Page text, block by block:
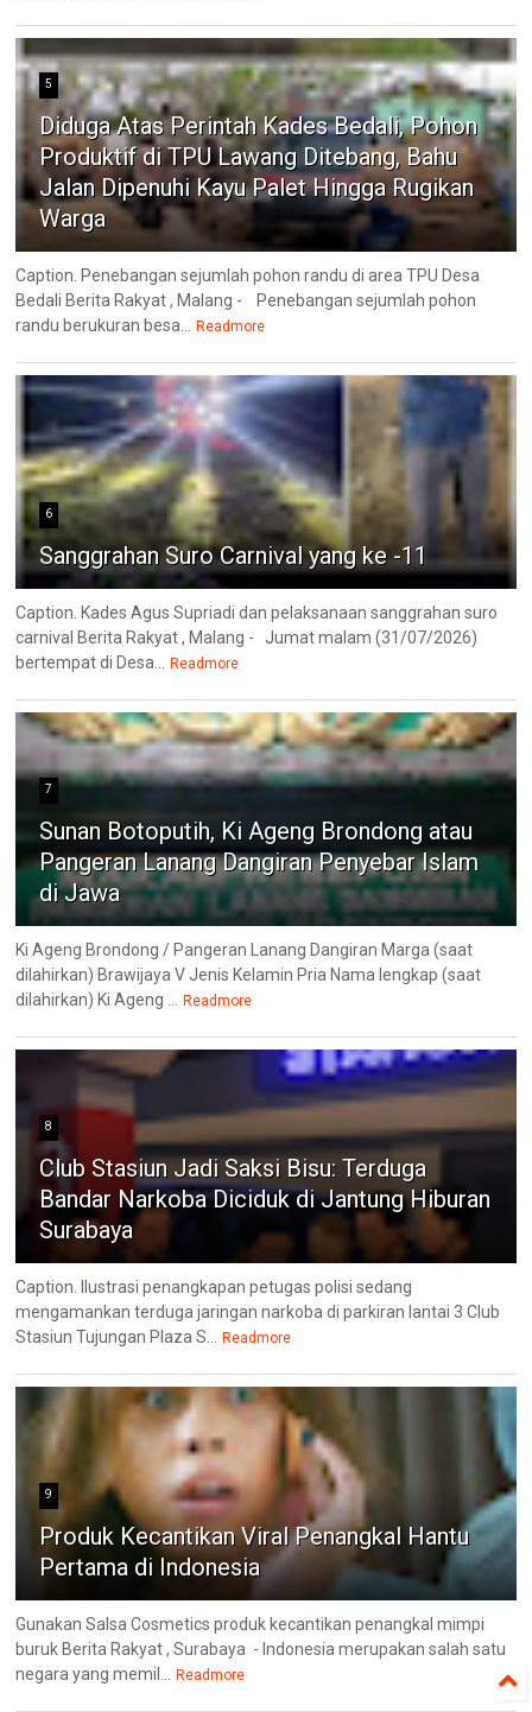
5
Diduga Atas Perintah Kades Bedali, Pohon
Produktif di TPU Lawang Ditebang, Bahu
Jalan Dipenuhi Kayu Palet Hingga Rugikan
Warga
Caption. Penebangan sejumlah pohon randu di area TPU Desa
Bedali Berita Rakyat , Malang - Penebangan sejumlah pohon
randu berukuran besa... Readmore
6
Sanggrahan Suro Carnival yang ke -11
Caption. Kades Agus Supriadi dan pelaksanaan sanggrahan suro
carnival Berita Rakyat , Malang - Jumat malam (31/07/2026)
bertempat di Desa... Readmore
7
Sunan Botoputih, Ki Ageng Brondong atau
Pangeran Lanang Dangiran Penyebar Islam
di Jawa
Ki Ageng Brondong / Pangeran Lanang Dangiran Marga (saat
dilahirkan) Brawijaya V Jenis Kelamin Pria Nama lengkap (saat
dilahirkan) Ki Ageng ... Readmore
8
Club Stasiun Jadi Saksi Bisu: Terduga
Bandar Narkoba Diciduk di Jantung Hiburan
Surabaya
Caption. Ilustrasi penangkapan petugas polisi sedang
mengamankan terduga jaringan narkoba di parkiran lantai 3 Club
Stasiun Tujungan Plaza S... Readmore
9
Produk Kecantikan Viral Penangkal Hantu
Pertama di Indonesia
Gunakan Salsa Cosmetics produk kecantikan penangkal mimpi
buruk Berita Rakyat , Surabaya - Indonesia merupakan salah satu
negara yang memil... Readmore